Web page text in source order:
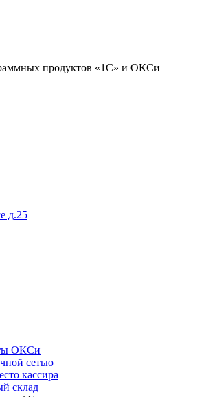
продуктов «1С» и ОКСи
д.25
ОКСи
сетью
кассира
склад